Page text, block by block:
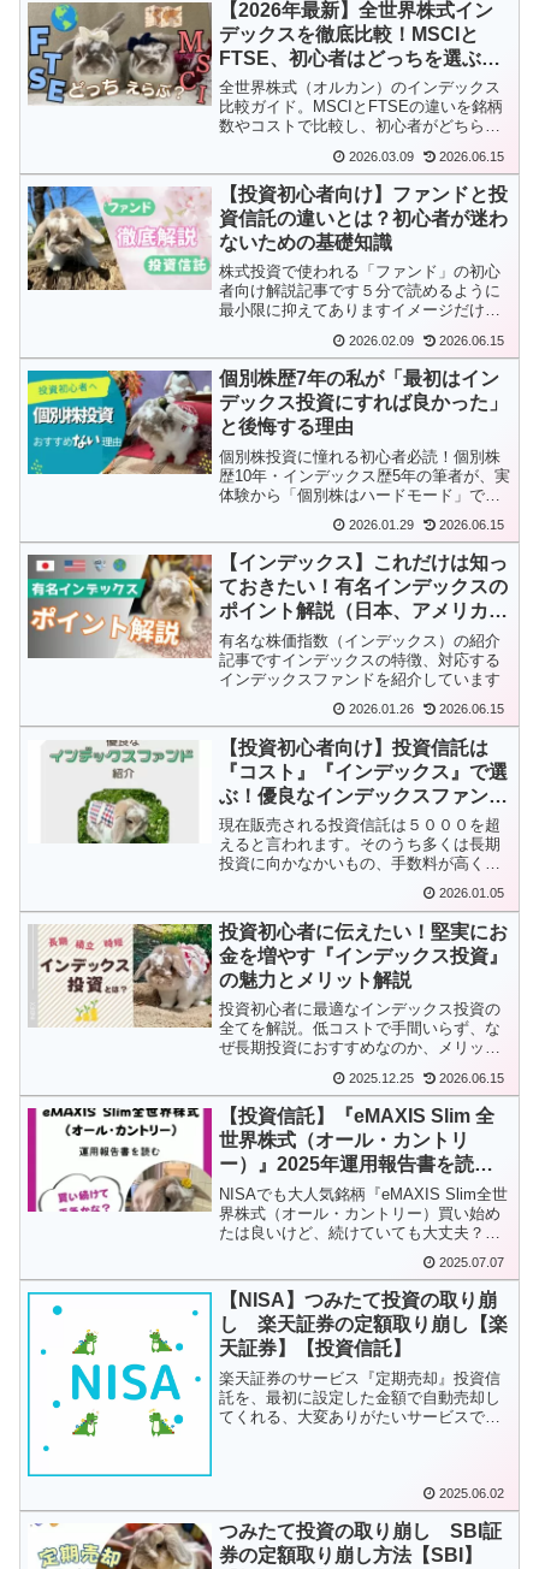
を処方するための資産運用ガイドです。
【2026年最新】全世界株式イン
デックスを徹底比較！MSCIと
FTSE、初心者はどっちを選ぶべ
き？
全世界株式（オルカン）のインデックス
比較ガイド。MSCIとFTSEの違いを銘柄
数やコストで比較し、初心者がどちらを
eMAXIS SlimやSBI・Vなど、実際の投資
信託も実名で紹介。もう銘柄選びで迷う
ことはありません！
2026.03.09 2026.06.15
【投資初心者向け】ファンドと投
資信託の違いとは？初心者が迷わ
ないための基礎知識
株式投資で使われる「ファンド」の初心
者向け解説記事です５分で読めるように
最小限に抑えてありますイメージだけで
心者#ファンド#投資信託#インデックスフ
ァンド#アクティブファンド
2026.02.09 2026.06.15
個別株歴7年の私が「最初はイン
デックス投資にすれば良かった」
と後悔する理由
個別株投資に憧れる初心者必読！個別株
歴10年・インデックス歴5年の筆者が、実
体験から「個別株はハードモード」であ
トレスの3つの壁を紐解き、資産形成の最
適解であるインデックス投資との賢い使
い分け術を伝授します。
2026.01.29 2026.06.15
【インデックス】これだけは知っ
ておきたい！有名インデックスの
ポイント解説（日本、アメリカ、
全世界）
有名な株価指数（インデックス）の紹介
記事ですインデックスの特徴、対応する
インデックスファンドを紹介しています
2026.01.26 2026.06.15
【投資初心者向け】投資信託は
『コスト』『インデックス』で選
ぶ！優良なインデックスファンド
紹介
現在販売される投資信託は５０００を超
えると言われます。そのうち多くは長期
投資に向かなかいもの、手数料が高く損
しやすいものです。長期投資に向いたフ
ァンドを厳選した「つみたてNISA対象商
品」ですら200程あります。大量にあるフ
ァンドのうち、一部の優良なインデック
スファンドを紹介します。
2026.01.05
投資初心者に伝えたい！堅実にお
金を増やす『インデックス投資』
の魅力とメリット解説
投資初心者に最適なインデックス投資の
全てを解説。低コストで手間いらず、な
ぜ長期投資におすすめなのか、メリッ
かを徹底紹介します。2025.12.25 2026.06.15
【投資信託】『eMAXIS Slim 全
世界株式（オール・カントリ
ー）』2025年運用報告書を読
む！継続問題ないかを確認しよう
NISAでも大人気銘柄『eMAXIS Slim全世
界株式（オール・カントリー）買い始め
たは良いけど、続けていても大丈夫？そ
報告書。運用報告書は、運用状況や市況
をざっくりと確認できるツールです。今
回は、2024年6月に発行された最新の運
用報告書を確認していきます。＃
eMAXISSlim#投資信託
2025.07.07
【NISA】つみたて投資の取り崩
し 楽天証券の定額取り崩し【楽
天証券】【投資信託】
楽天証券のサービス『定期売却』投資信
託を、最初に設定した金額で自動売却し
てくれる、大変ありがたいサービスです
2025.06.02
つみたて投資の取り崩し SBI証
券の定額取り崩し方法【SBI】